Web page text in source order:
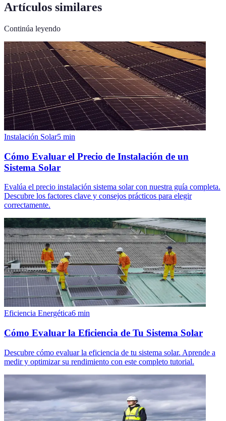
Artículos similares
Continúa leyendo
Instalación Solar5 min
Cómo Evaluar el Precio de Instalación de un
Sistema Solar
Evalúa el precio instalación sistema solar con nuestra guía completa.
Descubre los factores clave y consejos prácticos para elegir
correctamente.
Eficiencia Energética6 min
Cómo Evaluar la Eficiencia de Tu Sistema Solar
Descubre cómo evaluar la eficiencia de tu sistema solar. Aprende a
medir y optimizar su rendimiento con este completo tutorial.